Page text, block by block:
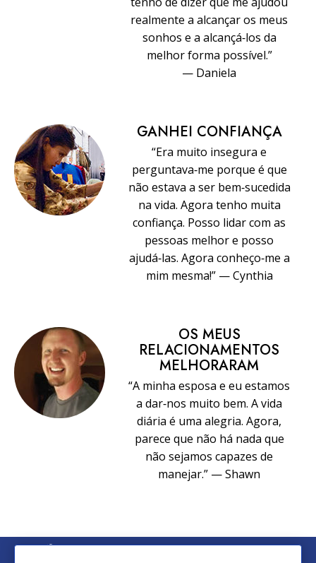
realmente a alcançar os meus
sonhos e a alcançá‑los da
melhor forma possível.”
— Daniela
GANHEI CONFIANÇA
“Era muito insegura e
perguntava‑me porque é que
não estava a ser bem‑sucedida
na vida. Agora tenho muita
confiança. Posso lidar com as
pessoas melhor e posso
ajudá‑las. Agora conheço‑me a
mim mesma!” — Cynthia
OS MEUS
RELACIONAMENTOS
MELHORARAM
“A minha esposa e eu estamos
a dar‑nos muito bem. A vida
diária é uma alegria. Agora,
parece que não há nada que
não sejamos capazes de
manejar.” — Shawn